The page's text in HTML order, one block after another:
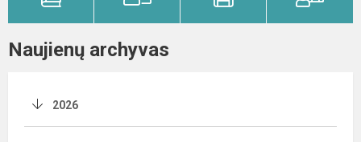
Naujienų archyvas
2026